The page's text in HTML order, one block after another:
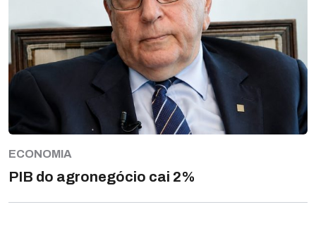
ECONOMIA
PIB do agronegócio cai 2%